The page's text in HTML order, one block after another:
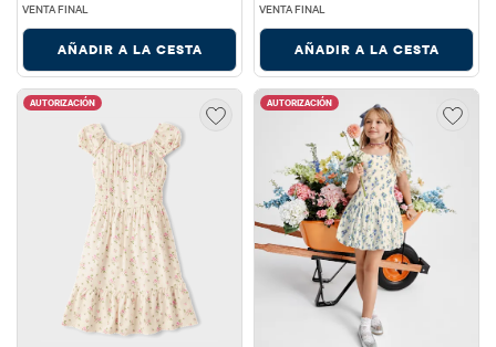
VENTA FINAL
AÑADIR A LA CESTA
VENTA FINAL
AÑADIR A LA CESTA
AUTORIZACIÓN AUTORIZACIÓN